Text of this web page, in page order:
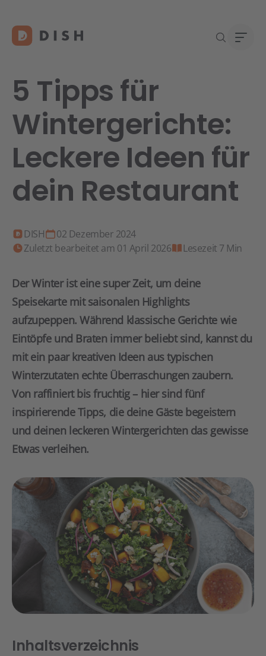
Neu
5 Tipps für
Wintergerichte:
Leckere Ideen für
dein Restaurant
DISH
02 Dezember 2024
Zuletzt bearbeitet am 01 April 2026
Lesezeit 7 Min
Der Winter ist eine super Zeit, um deine
Speisekarte mit saisonalen Highlights
aufzupeppen. Während klassische Gerichte wie
Eintöpfe und Braten immer beliebt sind, kannst du
mit ein paar kreativen Ideen aus typischen
Winterzutaten echte Überraschungen zaubern.
Von raffiniert bis fruchtig – hier sind fünf
inspirierende Tipps, die deine Gäste begeistern
und deinen leckeren Wintergerichten das gewisse
Etwas verleihen.
Inhaltsverzeichnis